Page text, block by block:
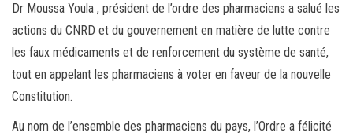
Dr Moussa Youla , président de l’ordre des pharmaciens a salué les
actions du CNRD et du gouvernement en matière de lutte contre
les faux médicaments et de renforcement du système de santé,
tout en appelant les pharmaciens à voter en faveur de la nouvelle
Constitution.
Au nom de l’ensemble des pharmaciens du pays, l’Ordre a félicité